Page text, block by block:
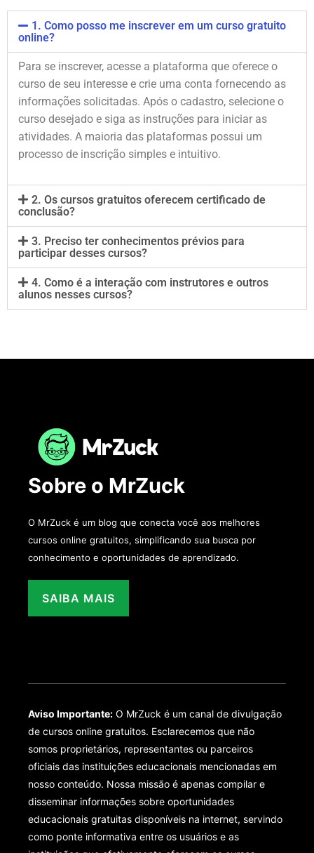
1. Como posso me inscrever em um curso gratuito
online?
Para se inscrever, acesse a plataforma que oferece o
curso de seu interesse e crie uma conta fornecendo as
informações solicitadas. Após o cadastro, selecione o
curso desejado e siga as instruções para iniciar as
atividades. A maioria das plataformas possui um
processo de inscrição simples e intuitivo.
2. Os cursos gratuitos oferecem certificado de
conclusão?
3. Preciso ter conhecimentos prévios para
participar desses cursos?
4. Como é a interação com instrutores e outros
alunos nesses cursos?
Sobre o MrZuck
O MrZuck é um blog que conecta você aos melhores
cursos online gratuitos, simplificando sua busca por
conhecimento e oportunidades de aprendizado.
SAIBA MAIS
Aviso Importante: O MrZuck é um canal de divulgação
de cursos online gratuitos. Esclarecemos que não
somos proprietários, representantes ou parceiros
oficiais das instituições educacionais mencionadas em
nosso conteúdo. Nossa missão é apenas compilar e
disseminar informações sobre oportunidades
educacionais gratuitas disponíveis na internet, servindo
como ponte informativa entre os usuários e as